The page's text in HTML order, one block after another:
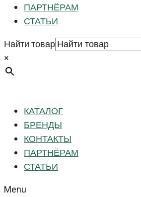
ПАРТНЁРАМ
СТАТЬИ
Найти товар
×
КАТАЛОГ
БРЕНДЫ
КОНТАКТЫ
ПАРТНЁРАМ
СТАТЬИ
Menu